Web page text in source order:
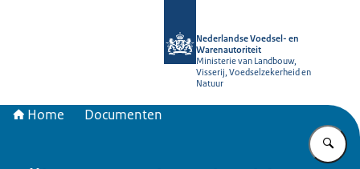
Nederlandse Voedsel- en
Warenautoriteit
Ministerie van Landbouw,
Visserij, Voedselzekerheid en
Natuur
Home Documenten